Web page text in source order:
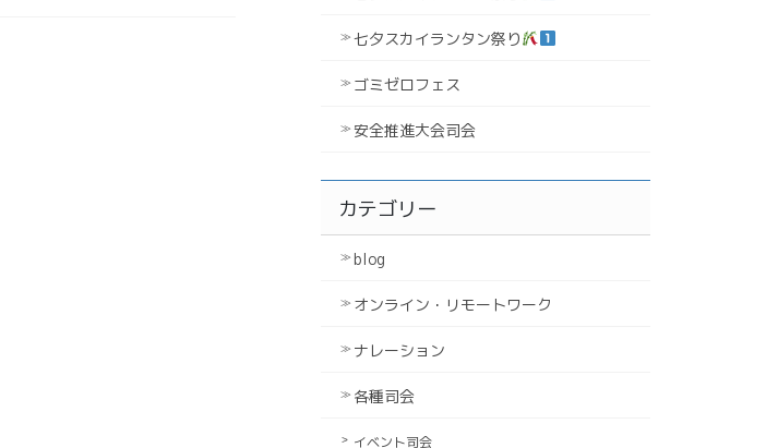
七夕スカイランタン祭り
ゴミゼロフェス
安全推進大会司会
カテゴリー
blog
オンライン・リモートワーク
ナレーション
各種司会
イベント司会